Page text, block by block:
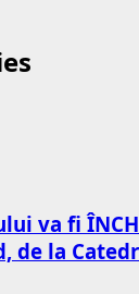
va fi
de la